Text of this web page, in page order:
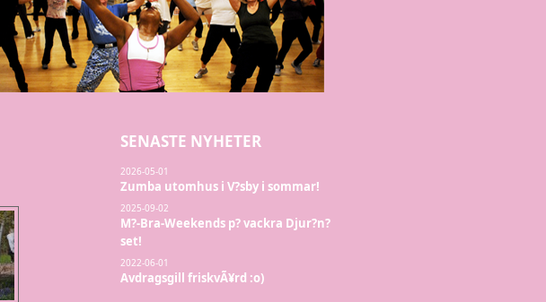
SENASTE NYHETER
2026-05-01
Zumba utomhus i V?sby i sommar!
2025-09-02
M?-Bra-Weekends p? vackra Djur?n?
set!
2022-06-01
Avdragsgill friskvÃ¥rd :o)